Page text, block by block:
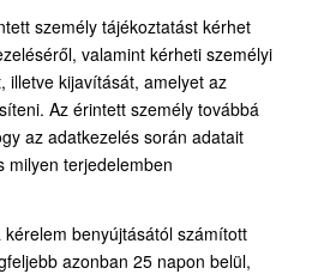
személy tájékoztatást kérhet
valamint kérheti személyi
illetve kijavítását, amelyet az
Az érintett személy továbbá
az adatkezelés során adatait
milyen terjedelemben
benyújtásától számított
azonban 25 napon belül,